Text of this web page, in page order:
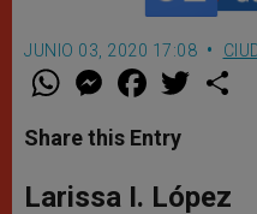
JUNIO 03, 2020 17:08
W
t
s
p
p
M
e
s
e
g
e
F
a
e
b
o
k
w
r
Share this Entry
Larissa I. López